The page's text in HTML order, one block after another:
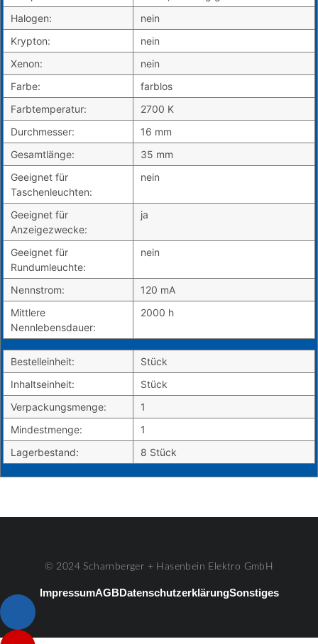
Halogen:
nein
Krypton:
nein
Xenon:
nein
Farbe:
farblos
Farbtemperatur:
2700 K
Durchmesser:
16 mm
Gesamtlänge:
35 mm
Geeignet für
Taschenleuchten:
nein
Geeignet für
Anzeigezwecke:
ja
Geeignet für
Rundumleuchte:
nein
Nennstrom:
120 mA
Mittlere
Nennlebensdauer:
2000 h
Bestelleinheit:
Stück
Inhaltseinheit:
Stück
Verpackungsmenge:
1
Mindestmenge:
1
Lagerbestand:
8 Stück
© 2024 Scharnberger + Hasenbein Elektro GmbH
ImpressumAGBDatenschutzerklärungSonstiges